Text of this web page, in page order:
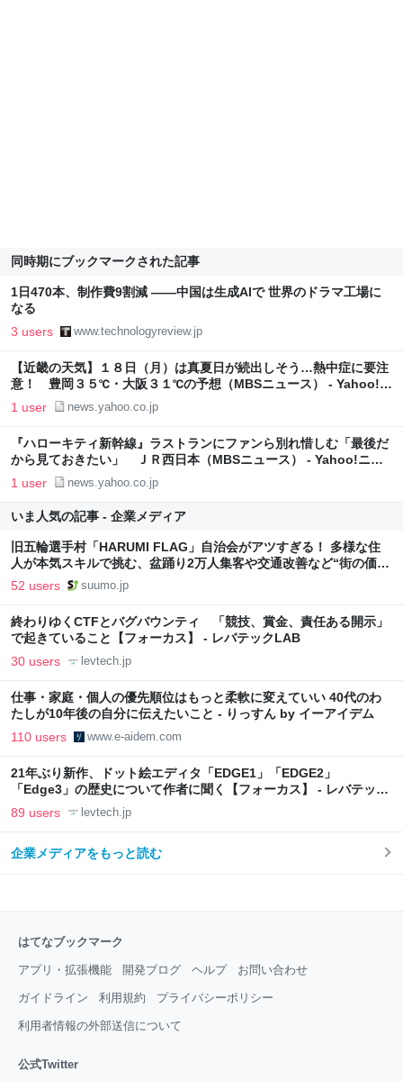
同時期にブックマークされた記事
1日470本、制作費9割減 ——中国は生成AIで 世界のドラマ工場に
なる
3 users www.technologyreview.jp
【近畿の天気】１８日（月）は真夏日が続出しそう…熱中症に要注
意！ 豊岡３５℃・大阪３１℃の予想（MBSニュース） - Yahoo!ニ
ュース
1 user news.yahoo.co.jp
『ハローキティ新幹線』ラストランにファンら別れ惜しむ「最後だ
から見ておきたい」 ＪＲ西日本（MBSニュース） - Yahoo!ニュ
ース
1 user news.yahoo.co.jp
いま人気の記事 - 企業メディア
旧五輪選手村「HARUMI FLAG」自治会がアツすぎる！ 多様な住
人が本気スキルで挑む、盆踊り2万人集客や交通改善など“街の価値
向上”戦略 東京・中央区
52 users suumo.jp
終わりゆくCTFとバグバウンティ 「競技、賞金、責任ある開示」
で起きていること【フォーカス】 - レバテックLAB
30 users levtech.jp
仕事・家庭・個人の優先順位はもっと柔軟に変えていい 40代のわ
たしが10年後の自分に伝えたいこと - りっすん by イーアイデム
110 users www.e-aidem.com
21年ぶり新作、ドット絵エディタ「EDGE1」「EDGE2」
「Edge3」の歴史について作者に聞く【フォーカス】 - レバテック
LAB
89 users levtech.jp
企業メディアをもっと読む
はてなブックマーク
アプリ・拡張機能 開発ブログ ヘルプ お問い合わせ
ガイドライン 利用規約 プライバシーポリシー
利用者情報の外部送信について
公式Twitter